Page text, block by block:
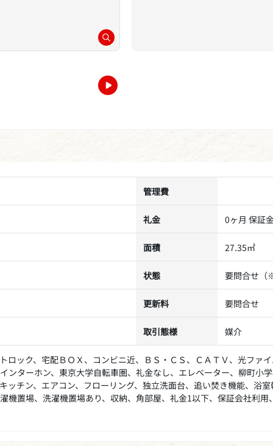
管理費
礼金 0ヶ月 保証
面積 27.35㎡
状態 要問合せ（
更新料 要問合せ
取引態様 媒介
ロック、宅配ＢＯＸ、コンビニ近、ＢＳ・ＣＳ、ＣＡＴＶ、光ファ
ンターホン、東京大学自転車圏、礼金なし、エレベーター、柳町小
ッチン、エアコン、フローリング、独立洗面台、追い焚き機能、浴
機置場、洗濯機置場あり、収納、角部屋、礼金1以下、保証会社利用